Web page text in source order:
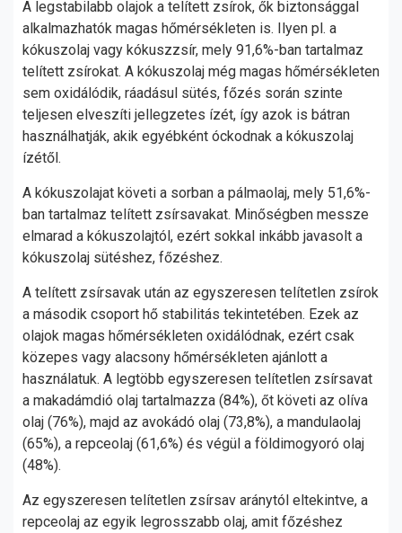
A legstabilabb olajok a telített zsírok, ők biztonsággal
alkalmazhatók magas hőmérsékleten is. Ilyen pl. a
kókuszolaj vagy kókuszzsír, mely 91,6%-ban tartalmaz
telített zsírokat. A kókuszolaj még magas hőmérsékleten
sem oxidálódik, ráadásul sütés, főzés során szinte
teljesen elveszíti jellegzetes ízét, így azok is bátran
használhatják, akik egyébként óckodnak a kókuszolaj
ízétől.
A kókuszolajat követi a sorban a pálmaolaj, mely 51,6%-
ban tartalmaz telített zsírsavakat. Minőségben messze
elmarad a kókuszolajtól, ezért sokkal inkább javasolt a
kókuszolaj sütéshez, főzéshez.
A telített zsírsavak után az egyszeresen telítetlen zsírok
a második csoport hő stabilitás tekintetében. Ezek az
olajok magas hőmérsékleten oxidálódnak, ezért csak
közepes vagy alacsony hőmérsékleten ajánlott a
használatuk. A legtöbb egyszeresen telítetlen zsírsavat
a makadámdió olaj tartalmazza (84%), őt követi az olíva
olaj (76%), majd az avokádó olaj (73,8%), a mandulaolaj
(65%), a repceolaj (61,6%) és végül a földimogyoró olaj
(48%).
Az egyszeresen telítetlen zsírsav aránytól eltekintve, a
repceolaj az egyik legrosszabb olaj, amit főzéshez